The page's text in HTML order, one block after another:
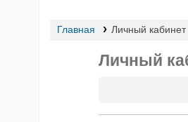
Главная Личный кабинет
Личный